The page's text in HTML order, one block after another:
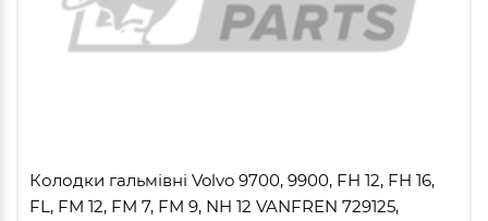
Колодки гальмівні Volvo 9700, 9900, FH 12, FH 16,
FL, FM 12, FM 7, FM 9, NH 12 VANFREN 729125,